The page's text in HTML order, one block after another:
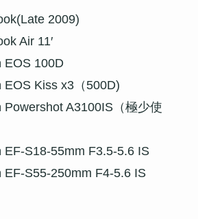
2009)
Air 11′
EOS 100D
Kiss x3（500D)
A3100IS（極少使
EF-S18-55mm F3.5-5.6 IS
EF-S55-250mm F4-5.6 IS